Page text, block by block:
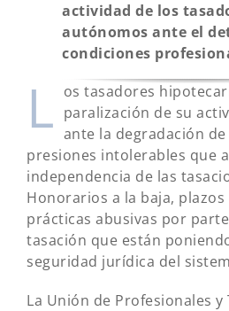
actividad de los
autónomos ante el
condiciones
L os tasadores
paralización de su
ante la degradación
presiones intolerables que
independencia de las
Honorarios a la baja,
prácticas abusivas por
tasación que están
seguridad jurídica del
La Unión de Profesionales